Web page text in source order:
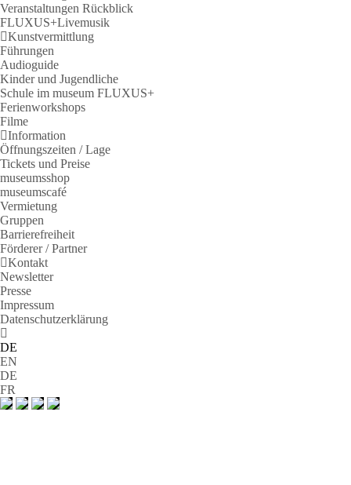
Veranstaltungen Rückblick
FLUXUS+Livemusik
Kunstvermittlung
Führungen
Audioguide
Kinder und Jugendliche
Schule im museum FLUXUS+
Ferienworkshops
Filme
Information
Öffnungszeiten / Lage
Tickets und Preise
museumsshop
museumscafé
Vermietung
Gruppen
Barrierefreiheit
Förderer / Partner
Kontakt
Newsletter
Presse
Impressum
Datenschutzerklärung
DE
EN
DE
FR